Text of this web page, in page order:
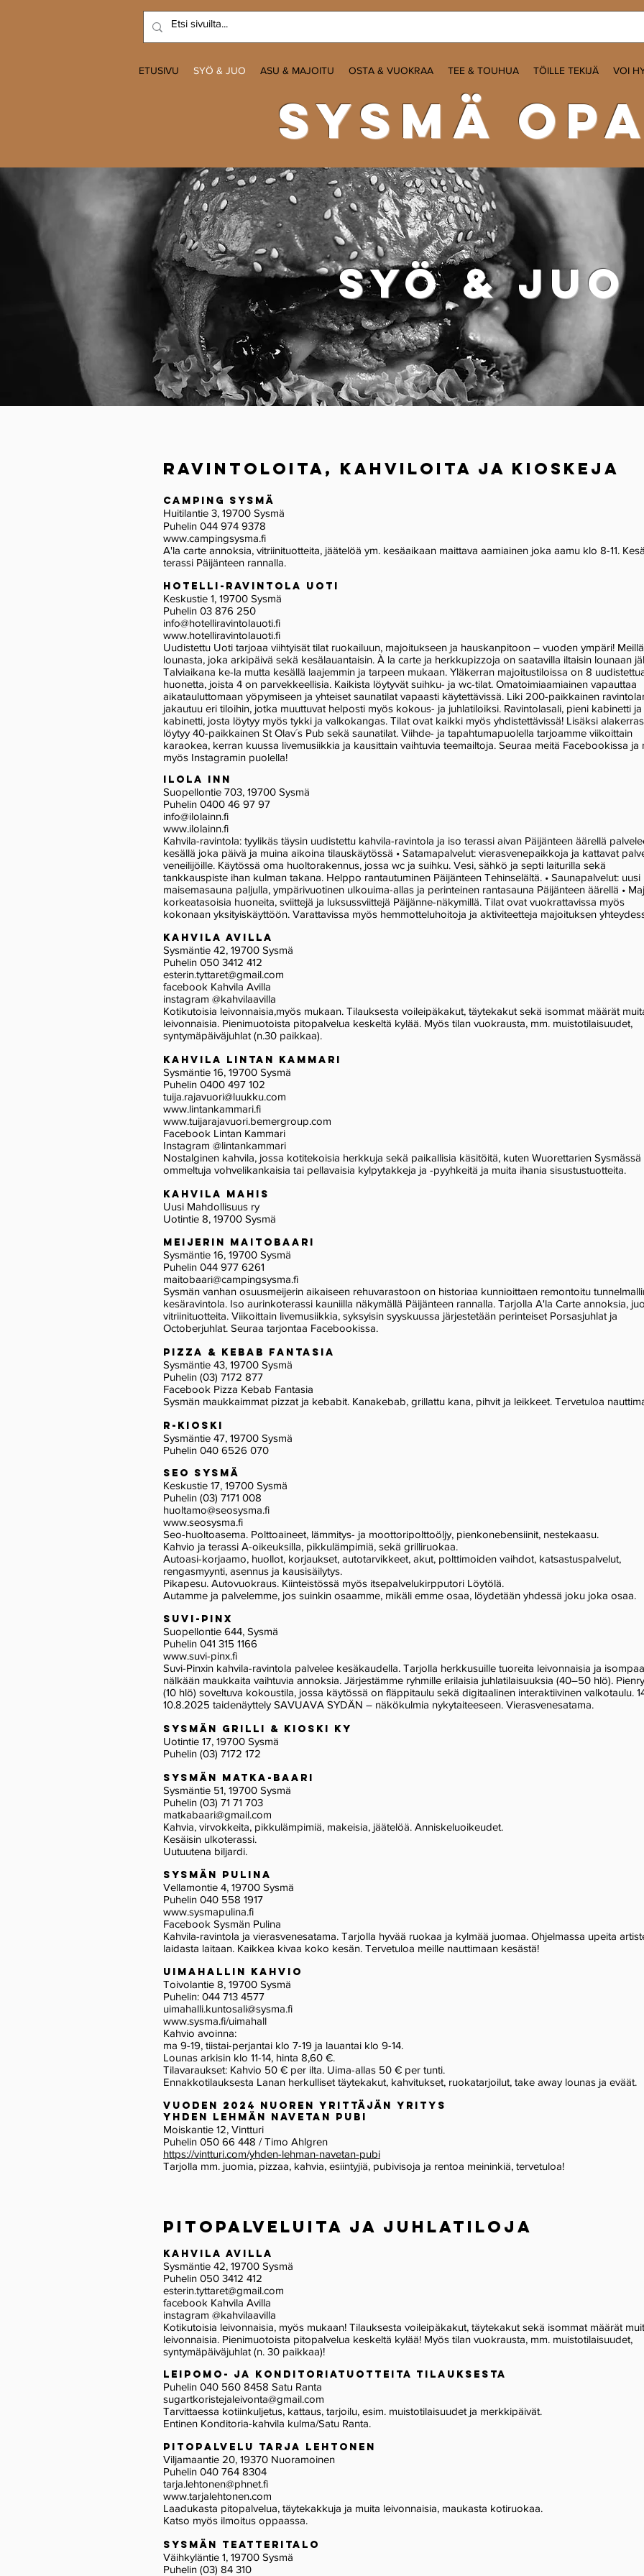
ETUSIVU SYÖ & JUO ASU & MAJOITU OSTA & VUOKRAA TEE & TOUHUA TÖILLE TEKIJÄ VOI
sysmä
syö & juo
ravintoloitA, kahviloita JA KIOSKEJA
camping sys mä
Huitilantie 3, 19700 Sysmä
Puhelin 044 974 9378
www.campingsysma.fi
A'la carte annoksia, vitriinituotteita, jäätelöä ym. kesäaikaan maittava aamiainen joka aamu klo 8-11.
terassi Päijänteen rannalla.
hotelli-ravintola uoti
Keskustie 1, 19700 Sysmä
Puhelin 03 876 250
info@hotelliravintolauoti.fi
www.hotelliravintolauoti.fi
Uudistettu Uoti tarjoaa viihtyisät tilat ruokailuun, majoitukseen ja hauskanpitoon – vuoden ympäri!
lounasta, joka arkipäivä sekä kesälauantaisin. À la carte ja herkkupizzoja on saatavilla iltaisin lounaan
Talviaikana ke-la mutta kesällä laajemmin ja tarpeen mukaan. Yläkerran majoitustiloissa on 8
huonetta, joista 4 on parvekkeellisia. Kaikista löytyvät suihku- ja wc-tilat. Omatoimiaamiainen vapauttaa
aikatauluttomaan yöpymiseen ja yhteiset saunatilat vapaasti käytettävissä. Liki 200-paikkainen
jakautuu eri tiloihin, jotka muuttuvat helposti myös kokous- ja juhlatiloiksi. Ravintolasali, pieni kabinetti
kabinetti, josta löytyy myös tykki ja valkokangas. Tilat ovat kaikki myös yhdistettävissä! Lisäksi
löytyy 40-paikkainen St Olav´s Pub sekä saunatilat. Viihde- ja tapahtumapuolella tarjoamme viikoittain
karaokea, kerran kuussa livemusiikkia ja kausittain vaihtuvia teemailtoja. Seuraa meitä Facebookissa ja
myös Instagramin puolella!
ilola inn
Suopellontie 703, 19700 Sysmä
Puhelin 0400 46 97 97
info@ilolainn.fi
www.ilolainn.fi
Kahvila-ravintola: tyylikäs täysin uudistettu kahvila-ravintola ja iso terassi aivan Päijänteen äärellä
kesällä joka päivä ja muina aikoina tilauskäytössä • Satamapalvelut: vierasvenepaikkoja ja kattavat
veneilijöille. Käytössä oma huoltorakennus, jossa wc ja suihku. Vesi, sähkö ja septi laiturilla sekä
tankkauspiste ihan kulman takana. Helppo rantautuminen Päijänteen Tehinselältä. • Saunapalvelut: uusi
maisemasauna paljulla, ympärivuotinen ulkouima-allas ja perinteinen rantasauna Päijänteen äärellä •
korkeatasoisia huoneita, sviittejä ja luksussviittejä Päijänne-näkymillä. Tilat ovat vuokrattavissa myös
kokonaan yksityiskäyttöön. Varattavissa myös hemmotteluhoitoja ja aktiviteetteja majoituksen
Kahvila Avilla​
Sysmäntie 42, 19700 Sysmä
Puhelin 050 3412 412
esterin.tyttaret@gmail.com
facebook Kahvila Avilla
instagram @kahvilaavilla
Kotikutoisia leivonnaisia,myös mukaan. Tilauksesta voileipäkakut, täytekakut sekä isommat määrät
leivonnaisia. Pienimuotoista pitopalvelua keskeltä kylää. Myös tilan vuokrausta, mm. muistotilaisuudet,
syntymäpäiväjuhlat (n.30 paikkaa).
kahvila LINTAN KAMMARI
Sysmäntie 16, 19700 Sysmä
Puhelin 0400 497 102
tuija.rajavuori@luukku.com
www.lintankammari.fi
www.tuijarajavuori.bemergroup.com
Facebook Lintan Kammari
Instagram @lintankammari
Nostalginen kahvila, jossa kotitekoisia herkkuja sekä paikallisia käsitöitä, kuten Wuorettarien Sysmässä
ommeltuja vohvelikankaisia tai pellavaisia kylpytakkeja ja -pyyhkeitä ja muita ihania sisustustuotteita.
Kahvila Mahis
Uusi Mahdollisuus ry
Uotintie 8, 19700 Sysmä
meijerin maitobaari
Sysmäntie 16, 19700 Sysmä
Puhelin 044 977 6261
maitobaari@campingsysma.fi
Sysmän vanhan osuusmeijerin aikaiseen rehuvarastoon on historiaa kunnioittaen remontoitu
kesäravintola. Iso aurinkoterassi kauniilla näkymällä Päijänteen rannalla. Tarjolla A'la Carte annoksia,
vitriinituotteita. Viikoittain livemusiikkia, syksyisin syyskuussa järjestetään perinteiset Porsasjuhlat ja
Octoberjuhlat. Seuraa tarjontaa Facebookissa.
PIZZA & KEBAB FANTASIA
Sysmäntie 43, 19700 Sysmä
Puhelin (03) 7172 877
Facebook Pizza Kebab Fantasia
Sysmän maukkaimmat pizzat ja kebabit. Kanakebab, grillattu kana, pihvit ja leikkeet. Tervetuloa
R-KIOSKI
Sysmäntie 47, 19700 Sysmä
Puhelin 040 6526 070
seo SYSMä
Keskustie 17, 19700 Sysmä
Puhelin (03) 7171 008
huoltamo@seosysma.fi
www.seosysma.fi
Seo-huoltoasema. Polttoaineet, lämmitys- ja moottoripolttoöljy, pienkonebensiinit, nestekaasu.
Kahvio ja terassi A-oikeuksilla, pikkulämpimiä, sekä grilliruokaa.
Autoasi-korjaamo, huollot, korjaukset, autotarvikkeet, akut, polttimoiden vaihdot, katsastuspalvelut,
rengasmyynti, asennus ja kausisäilytys.
Pikapesu. Autovuokraus. Kiinteistössä myös itsepalvelukirpputori Löytölä.
Autamme ja palvelemme, jos suinkin osaamme, mikäli emme osaa, löydetään yhdessä joku joka osaa.
suvi-pinx
Suopellontie 644, Sysmä
Puhelin 041 315 1166
www.suvi-pinx.fi
Suvi-Pinxin kahvila-ravintola palvelee kesäkaudella. Tarjolla herkkusuille tuoreita leivonnaisia ja
nälkään maukkaita vaihtuvia annoksia. Järjestämme ryhmille erilaisia juhlatilaisuuksia (40–50 hlö).
(10 hlö) soveltuva kokoustila, jossa käytössä on fläppitaulu sekä digitaalinen interaktiivinen valkotaulu.
10.8.2025 taidenäyttely SAVUAVA SYDÄN – näkökulmia nykytaiteeseen. Vierasvenesatama.
SYSMÄN GRILLI & KIOSKI KY
Uotintie 17, 19700 Sysmä
Puhelin (03) 7172 172
SYSMÄN MATKA-BAARI
Sysmäntie 51, 19700 Sysmä
Puhelin (03) 71 71 703
matkabaari@gmail.com
Kahvia, virvokkeita, pikkulämpimiä, makeisia, jäätelöä. Anniskeluoikeudet.
Kesäisin ulkoterassi.
Uutuutena biljardi.
SYSMÄN PULINA
Vellamontie 4, 19700 Sysmä
Puhelin 040 558 1917
www.sysmapulina.fi
Facebook Sysmän Pulina
Kahvila-ravintola ja vierasvenesatama. Tarjolla hyvää ruokaa ja kylmää juomaa. Ohjelmassa upeita
laidasta laitaan. Kaikkea kivaa koko kesän. Tervetuloa meille nauttimaan kesästä!
Uimahallin kahvio
Toivolantie 8, 19700 Sysmä
Puhelin: 044 713 4577
uimahalli.kuntosali@sysma.fi
www.sysma.fi/uimahall
Kahvio avoinna:
ma 9-19, tiistai-perjantai klo 7-19 ja lauantai klo 9-14.
Lounas arkisin klo 11-14, hinta 8,60 €.
Tilavaraukset: Kahvio 50 € per ilta. Uima-allas 50 € per tunti.
Ennakkotilauksesta Lanan herkulliset täytekakut, kahvitukset, ruokatarjoilut, take away lounas ja eväät.
vuoden 2024 nuoren yrittäjän yritys
Yhden Lehmän Navetan pubi
Moiskantie 12, Vintturi
Puhelin 050 66 448 / Timo Ahlgren
https://vintturi.com/yhden-lehman-navetan-pubi
Tarjolla mm. juomia, pizzaa, kahvia, esiintyjiä, pubivisoja ja rentoa meininkiä, tervetuloa!
pitopalveluita ja juhlatiloja
Kahvila Avilla
Sysmäntie 42, 19700 Sysmä
Puhelin 050 3412 412
esterin.tyttaret@gmail.com
facebook Kahvila Avilla
instagram @kahvilaavilla
Kotikutoisia leivonnaisia, myös mukaan! Tilauksesta voileipäkakut, täytekakut sekä isommat määrät
leivonnaisia. Pienimuotoista pitopalvelua keskeltä kylää! Myös tilan vuokrausta, mm. muistotilaisuudet,
syntymäpäiväjuhlat (n. 30 paikkaa)!
LEIPOMO- JA KONDITORIATUOTTEITA TILAUKSESTA
Puhelin 040 560 8458 Satu Ranta
sugartkoristejaleivonta@gmail.com
Tarvittaessa kotiinkuljetus, kattaus, tarjoilu, esim. muistotilaisuudet ja merkkipäivät.
Entinen Konditoria-kahvila kulma/Satu Ranta.
Pitopalvelu Tarja Lehtonen
Viljamaantie 20, 19370 Nuoramoinen
Puhelin 040 764 8304
tarja.lehtonen@phnet.fi
www.tarjalehtonen.com
Laadukasta pitopalvelua, täytekakkuja ja muita leivonnaisia, maukasta kotiruokaa.
Katso myös ilmoitus oppaassa.
SYSMÄN TEATTERITALO
Väihkyläntie 1, 19700 Sysmä
Puhelin (03) 84 310